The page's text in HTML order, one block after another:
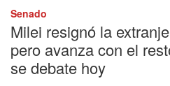
Senado
Milei resignó la
pero avanza con el
se debate hoy